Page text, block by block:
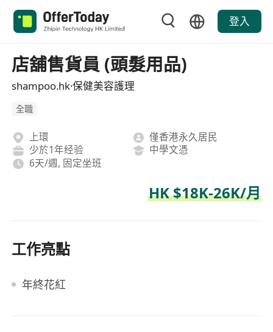
登入
店舖售貨員 (頭髮用品)
shampoo.hk·保健美容護理
全職
上環
僅香港永久居民
少於1年经验
中學文憑
6天/週, 固定坐班
HK $18K-26K/月
工作亮點
年終花紅